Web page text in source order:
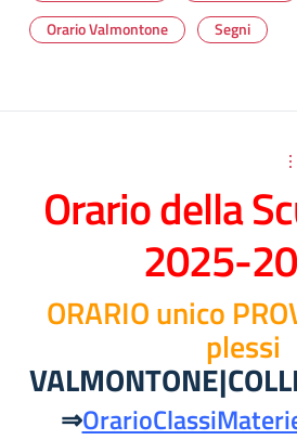
Orario Valmontone
Segni
Orario della
2025-
ORARIO unico
plessi
⇒